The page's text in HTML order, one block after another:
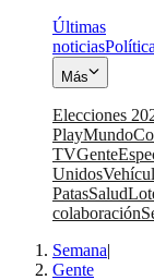
Últimas
noticiasPolítica
Más
Elecciones
PlayMundo
TVGente
Unidos
PatasSalud
colaboración
Semana|
Gente